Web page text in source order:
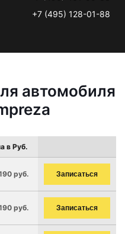
+7 (495) 128-01-88
автомобиля
в Руб.
руб. Записаться
руб. Записаться